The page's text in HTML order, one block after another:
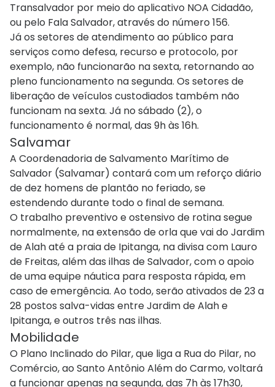
Transalvador por meio do aplicativo NOA Cidadão,
ou pelo Fala Salvador, através do número 156.
Já os setores de atendimento ao público para
serviços como defesa, recurso e protocolo, por
exemplo, não funcionarão na sexta, retornando ao
pleno funcionamento na segunda. Os setores de
liberação de veículos custodiados também não
funcionam na sexta. Já no sábado (2), o
funcionamento é normal, das 9h às 16h.
Salvamar
A Coordenadoria de Salvamento Marítimo de
Salvador (Salvamar) contará com um reforço diário
de dez homens de plantão no feriado, se
estendendo durante todo o final de semana.
O trabalho preventivo e ostensivo de rotina segue
normalmente, na extensão de orla que vai do Jardim
de Alah até a praia de Ipitanga, na divisa com Lauro
de Freitas, além das ilhas de Salvador, com o apoio
de uma equipe náutica para resposta rápida, em
caso de emergência. Ao todo, serão ativados de 23 a
28 postos salva-vidas entre Jardim de Alah e
Ipitanga, e outros três nas ilhas.
Mobilidade
O Plano Inclinado do Pilar, que liga a Rua do Pilar, no
Comércio, ao Santo Antônio Além do Carmo, voltará
a funcionar apenas na segunda, das 7h às 17h30,